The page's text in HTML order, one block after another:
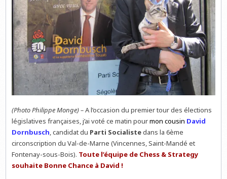
(Photo Philippe Monge) –A l’occasion du premier tour des élections
législatives françaises, j’ai voté ce matin pourmon cousin David
Dornbusch, candidat du Parti Socialistedans la 6ème
circonscription du Val-de-Marne (Vincennes, Saint-Mandé et
Fontenay-sous-Bois). Toute l’équipe de Chess & Strategy
souhaite Bonne Chance à David !